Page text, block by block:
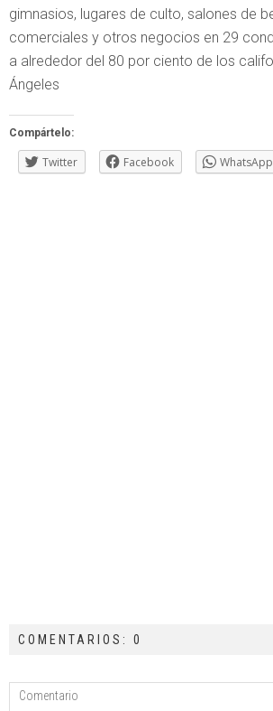
gimnasios, lugares de culto, salones de
comerciales y otros negocios en 29
a alrededor del 80 por ciento de los
Ángeles
Compártelo:
Twitter Facebook WhatsApp
COMENTARIOS: 0